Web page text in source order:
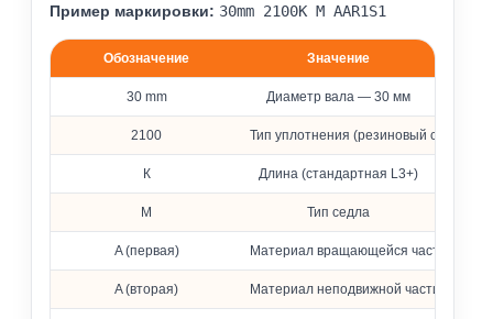
Пример маркировки: 30mm 2100К M AAR1S1
Расшифровка обозначения уплотнения 2100
Обозначение Значение
30 mm Диаметр вала — 30 мм
2100 Тип уплотнения (резиновый сильфон)
К Длина (стандартная L3+)
M Тип седла
A (первая) Материал вращающейся части —
A (вторая) Материал неподвижной части —